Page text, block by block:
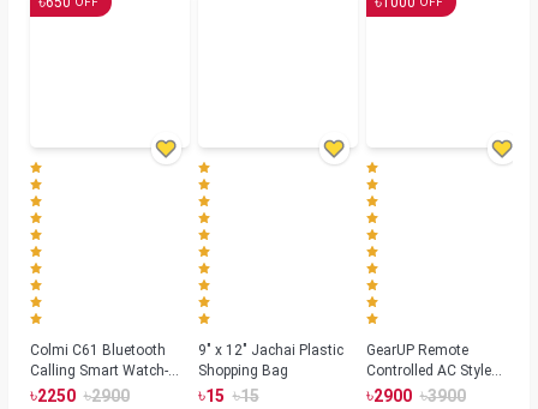
Colmi C61 Bluetooth
Calling Smart Watch-
Silver Color
৳2250 ৳2900
9" x 12" Jachai Plastic
Shopping Bag
৳15 ৳15
GearUP Remote
Controlled AC Style
Room Heater 1800
৳2900 ৳3900